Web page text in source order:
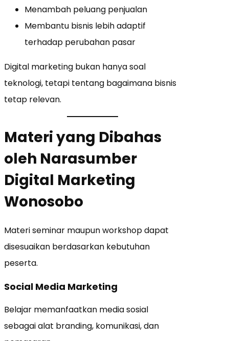
Menambah peluang penjualan
Membantu bisnis lebih adaptif
terhadap perubahan pasar
Digital marketing bukan hanya soal
teknologi, tetapi tentang bagaimana bisnis
tetap relevan.
Materi yang Dibahas
oleh Narasumber
Digital Marketing
Wonosobo
Materi seminar maupun workshop dapat
disesuaikan berdasarkan kebutuhan
peserta.
Social Media Marketing
Belajar memanfaatkan media sosial
sebagai alat branding, komunikasi, dan